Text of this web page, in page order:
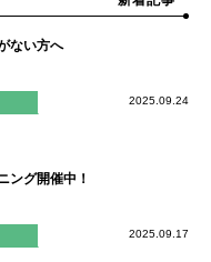
ない方へ
2025.09.24
ング開催中！
2025.09.17